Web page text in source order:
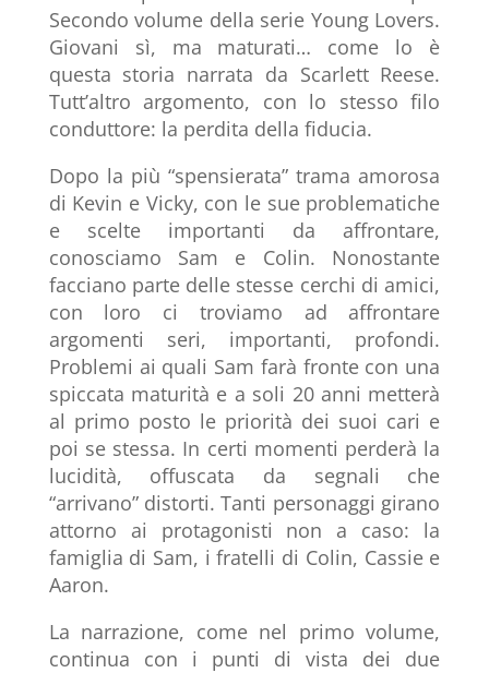
Secondo volume della serie Young Lovers.
Giovani sì, ma maturati… come lo è
questa storia narrata da Scarlett Reese.
Tutt’altro argomento, con lo stesso filo
conduttore: la perdita della fiducia.
Dopo la più “spensierata” trama amorosa
di Kevin e Vicky, con le sue problematiche
e scelte importanti da affrontare,
conosciamo Sam e Colin. Nonostante
facciano parte delle stesse cerchi di amici,
con loro ci troviamo ad affrontare
argomenti seri, importanti, profondi.
Problemi ai quali Sam farà fronte con una
spiccata maturità e a soli 20 anni metterà
al primo posto le priorità dei suoi cari e
poi se stessa. In certi momenti perderà la
lucidità, offuscata da segnali che
“arrivano” distorti. Tanti personaggi girano
attorno ai protagonisti non a caso: la
famiglia di Sam, i fratelli di Colin, Cassie e
Aaron.
La narrazione, come nel primo volume,
continua con i punti di vista dei due